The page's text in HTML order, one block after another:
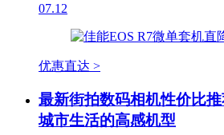
07.12
优惠直达 >
最新街拍数码相机性价比
城市生活的高感机型